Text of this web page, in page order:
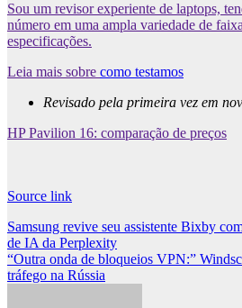
Sou um revisor experiente de laptops,
número em uma ampla variedade de
especificações.
Leia mais sobre como testamos
Revisado pela primeira vez em
HP Pavilion 16: comparação de preços
Source link
Post
navigation
Samsung revive seu assistente Bixby
de IA da Perplexity
“Outra onda de bloqueios VPN:”
tráfego na Rússia